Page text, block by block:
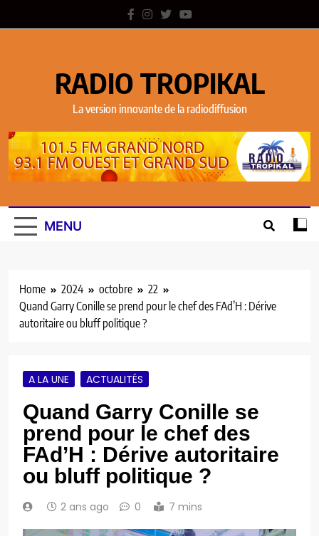
RADIO TROPIKAL
La version innovante de la radiodiffusion
MENU
Home 2024 octobre
22
Quand Garry Conille se prend pour le chef des FAd’H : Dérive
autoritaire ou bluff politique ?
A LA UNE ACTUALITÉS
Quand Garry Conille se
prend pour le chef des
FAd’H : Dérive autoritaire
ou bluff politique ?
2 ans ago 0 7 mins